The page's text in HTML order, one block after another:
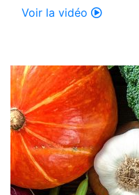
Voir la vidéo